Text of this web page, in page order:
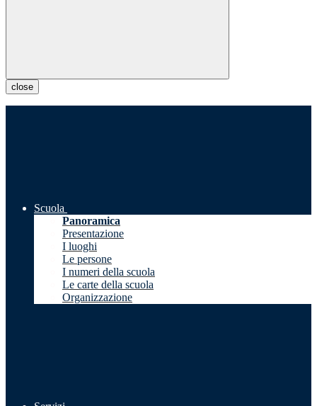
close
Scuola
Panoramica
Presentazione
I luoghi
Le persone
I numeri della scuola
Le carte della scuola
Organizzazione